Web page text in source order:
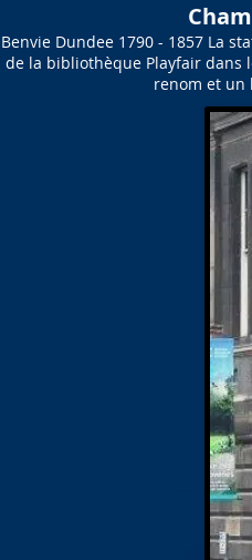
Dundee 1790 - 1857 La
de la bibliothèque Playfair
renom et un